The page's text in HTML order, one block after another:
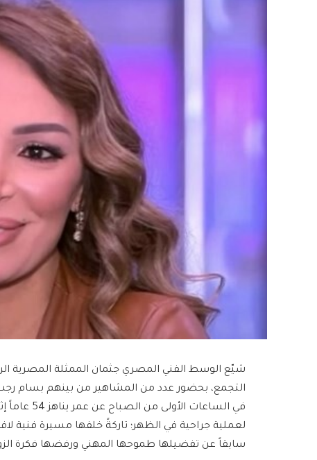
شيّع الوسط الفني المصري جثمان الممثلة
التجمع، بحضور عدد من المشاهير من بينهم بسام
في
لعملية جراحية في الظهر؛ تاركةً خلفها مسيرة فنية
سابقاً عن تفضيلها طموحها المهني ورفضها فكرة